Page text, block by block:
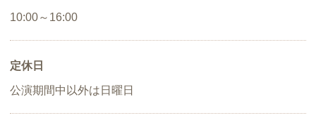
10:00～16:00
定休日
公演期間中以外は日曜日